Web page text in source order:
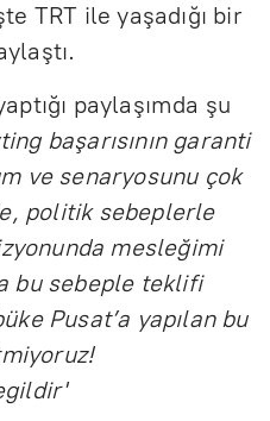
TRT ile yaşadığı bir
paylaşımda şu
başarısının garanti
ve senaryosunu çok
politik sebeplerle
mesleğimi
bu sebeple teklifi
Pusat’a yapılan bu